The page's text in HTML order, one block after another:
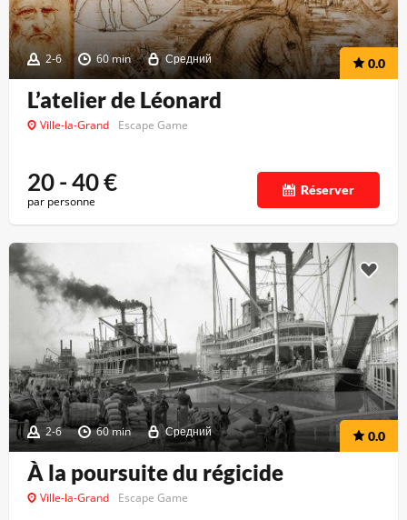
2-6 60 min Средний 0.0
L’atelier de Léonard
Ville-la-Grand Escape Game
20 - 40€
par personne
Réserver
2-6 60 min Средний 0.0
À la poursuite du régicide
Ville-la-Grand Escape Game